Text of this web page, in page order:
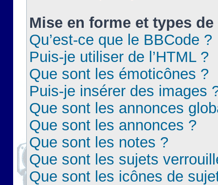
Mise en forme et types
Qu’est-ce que le BBCode ?
Puis-je utiliser de l’HTML ?
Que sont les émoticônes ?
Puis-je insérer des images
Que sont les annonces
Que sont les annonces ?
Que sont les notes ?
Que sont les sujets
Que sont les icônes de